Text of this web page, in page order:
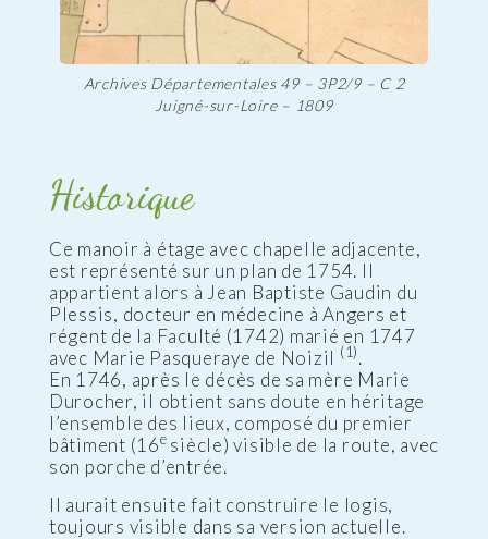
Archives Départementales 49 – 3P2/9 – C 2
Juigné-sur-Loire – 1809
Historique
Ce manoir à étage avec chapelle adjacente,
est représenté sur un plan de 1754. Il
appartient alors à Jean Baptiste Gaudin du
Plessis, docteur en médecine à Angers et
régent de la Faculté (1742) marié en 1747
avec Marie Pasqueraye de Noizil (1).
En 1746, après le décès de sa mère Marie
Durocher, il obtient sans doute en héritage
l’ensemble des lieux, composé du premier
bâtiment (16e siècle) visible de la route, avec
son porche d’entrée.
Il aurait ensuite fait construire le logis,
toujours visible dans sa version actuelle.